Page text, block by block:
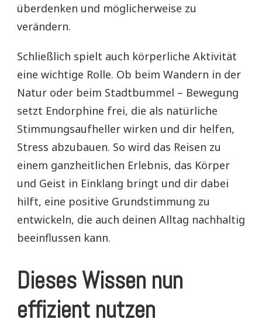
überdenken und möglicherweise zu
verändern.
Schließlich spielt auch körperliche Aktivität
eine wichtige Rolle. Ob beim Wandern in der
Natur oder beim Stadtbummel – Bewegung
setzt Endorphine frei, die als natürliche
Stimmungsaufheller wirken und dir helfen,
Stress abzubauen. So wird das Reisen zu
einem ganzheitlichen Erlebnis, das Körper
und Geist in Einklang bringt und dir dabei
hilft, eine positive Grundstimmung zu
entwickeln, die auch deinen Alltag nachhaltig
beeinflussen kann.
Dieses Wissen nun
effizient nutzen